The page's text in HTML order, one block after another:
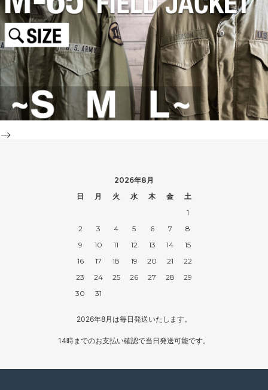
-->
2026年8月
日
月 火 水 木 金
土
1
2
3 4 5 6 7
8
9
10 11 12 13 14
15
16
17 18 19 20 21
22
23
24 25 26 27 28
29
30
31
2026年8月は毎日発送いたします。
14時までのお支払い確認で当日発送可能です。